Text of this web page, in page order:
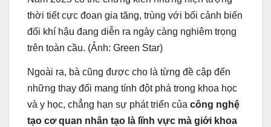
thời tiết cực đoan gia tăng, trùng với bối cảnh biến
đổi khí hậu đang diễn ra ngày càng nghiêm trọng
trên toàn cầu. (Ảnh: Green Star)
Ngoài ra, bà cũng được cho là từng đề cập đến
những thay đổi mang tính đột phá trong khoa học
và y học, chẳng hạn sự phát triển của công nghệ
tạo cơ quan nhân tạo là lĩnh vực mà giới khoa